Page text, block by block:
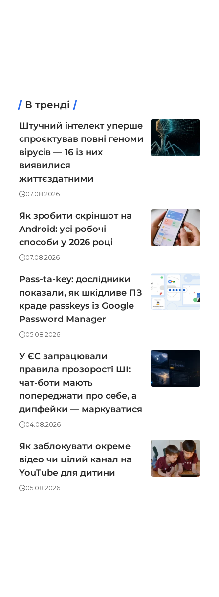
В тренді
Штучний інтелект уперше
спроєктував повні геноми
вірусів — 16 із них
виявилися
життєздатними
07.08.2026
Як зробити скріншот на
Android: усі робочі
способи у 2026 році
07.08.2026
Pass-ta-key: дослідники
показали, як шкідливе ПЗ
краде passkeys із Google
Password Manager
05.08.2026
У ЄС запрацювали
правила прозорості ШІ:
чат-боти мають
попереджати про себе, а
дипфейки — маркуватися
04.08.2026
Як заблокувати окреме
відео чи цілий канал на
YouTube для дитини
05.08.2026